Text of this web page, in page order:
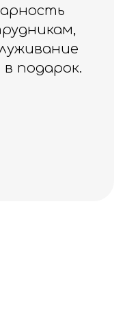
Ощущения-
🍀